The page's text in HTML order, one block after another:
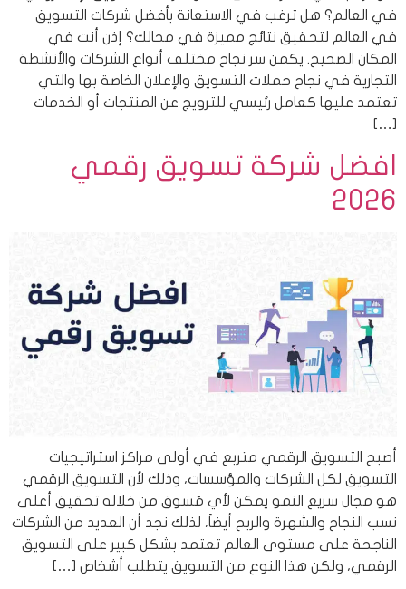
في العالم؟ هل ترغب في الاستعانة بأفضل شركات التسويق
في العالم لتحقيق نتائج مميزة في محالك؟ إذن أنت في
المكان الصحيح. يكمن سر نجاح مختلف أنواع الشركات والأنشطة
التجارية في نجاح حملات التسويق والإعلان الخاصة بها والتي
تعتمد عليها كعامل رئيسي للترويج عن المنتجات أو الخدمات
[…]
افضل شركة تسويق رقمي
2026
أصبح التسويق الرقمي متربع في أولى مراكز استراتيجيات
التسويق لكل الشركات والمؤسسات، وذلك لأن التسويق الرقمي
هو مجال سريع النمو يمكن لأي مُسوق من خلاله تحقيق أعلى
نسب النجاح والشهرة والربح أيضاً، لذلك نجد أن العديد من الشركات
الناجحة على مستوى العالم تعتمد بشكل كبير على التسويق
الرقمي، ولكن هذا النوع من التسويق يتطلب أشخاص […]